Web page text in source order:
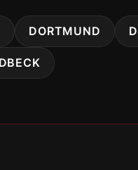
DORTMUND